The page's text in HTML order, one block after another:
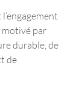
motivé par
durable, de
de